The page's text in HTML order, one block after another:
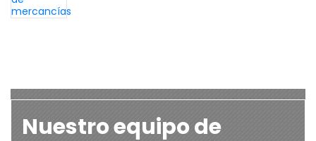
Nuestro equipo de